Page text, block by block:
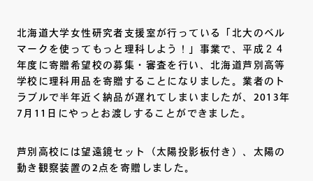
北海道大学女性研究者支援室が行っている「北大のベル
マークを使ってもっと理科しよう！」事業で、平成２４
年度に寄贈希望校の募集・審査を行い、北海道芦別高等
学校に理科用品を寄贈することになりました。業者のト
ラブルで半年近く納品が遅れてしまいましたが、2013年
7月11日にやっとお渡しすることができました。
芦別高校には望遠鏡セット（太陽投影板付き）、太陽の
動き観察装置の2点を寄贈しました。